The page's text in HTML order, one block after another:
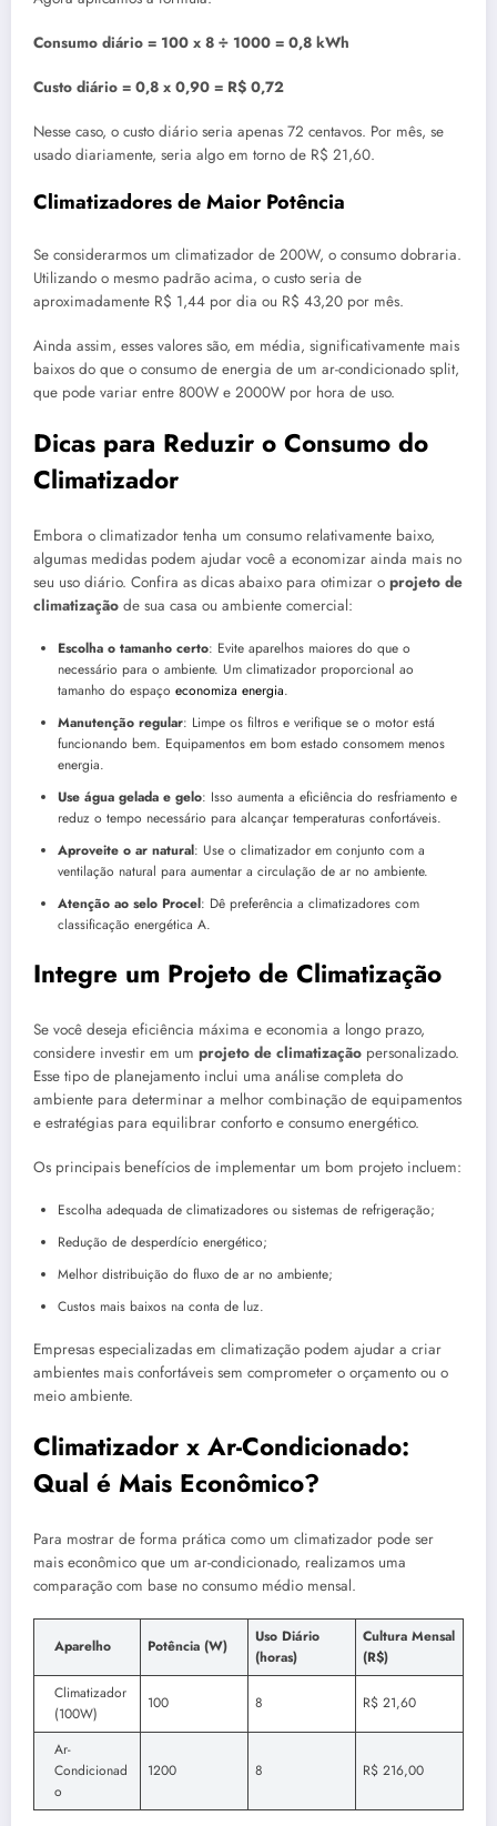
Consumo diário = 100 x 8 ÷ 1000 = 0,8 kWh
Custo diário = 0,8 x 0,90 = R$ 0,72
Nesse caso, o custo diário seria apenas 72 centavos. Por mês, se
usado diariamente, seria algo em torno de R$ 21,60.
Climatizadores de Maior Potência
Se considerarmos um climatizador de 200W, o consumo dobraria.
Utilizando o mesmo padrão acima, o custo seria de
aproximadamente R$ 1,44 por dia ou R$ 43,20 por mês.
Ainda assim, esses valores são, em média, significativamente mais
baixos do que o consumo de energia de um ar-condicionado split,
que pode variar entre 800W e 2000W por hora de uso.
Dicas para Reduzir o Consumo do
Climatizador
Embora o climatizador tenha um consumo relativamente baixo,
algumas medidas podem ajudar você a economizar ainda mais no
seu uso diário. Confira as dicas abaixo para otimizar o projeto de
climatização de sua casa ou ambiente comercial:
Escolha o tamanho certo: Evite aparelhos maiores do que o
necessário para o ambiente. Um climatizador proporcional ao
tamanho do espaço economiza energia.
Manutenção regular: Limpe os filtros e verifique se o motor está
funcionando bem. Equipamentos em bom estado consomem menos
energia.
Use água gelada e gelo: Isso aumenta a eficiência do resfriamento e
reduz o tempo necessário para alcançar temperaturas confortáveis.
Aproveite o ar natural: Use o climatizador em conjunto com a
ventilação natural para aumentar a circulação de ar no ambiente.
Atenção ao selo Procel: Dê preferência a climatizadores com
classificação energética A.
Integre um Projeto de Climatização
Se você deseja eficiência máxima e economia a longo prazo,
considere investir em um projeto de climatização personalizado.
Esse tipo de planejamento inclui uma análise completa do
ambiente para determinar a melhor combinação de equipamentos
e estratégias para equilibrar conforto e consumo energético.
Os principais benefícios de implementar um bom projeto incluem:
Escolha adequada de climatizadores ou sistemas de refrigeração;
Redução de desperdício energético;
Melhor distribuição do fluxo de ar no ambiente;
Custos mais baixos na conta de luz.
Empresas especializadas em climatização podem ajudar a criar
ambientes mais confortáveis sem comprometer o orçamento ou o
meio ambiente.
Climatizador x Ar-Condicionado:
Qual é Mais Econômico?
Para mostrar de forma prática como um climatizador pode ser
mais econômico que um ar-condicionado, realizamos uma
comparação com base no consumo médio mensal.
Aparelho Potência (W)
Uso Diário
(horas)
Cultura Mensal
(R$)
Climatizador
(100W)
100 8 R$ 21,60
Ar-
Condicionad
o
1200 8 R$ 216,00